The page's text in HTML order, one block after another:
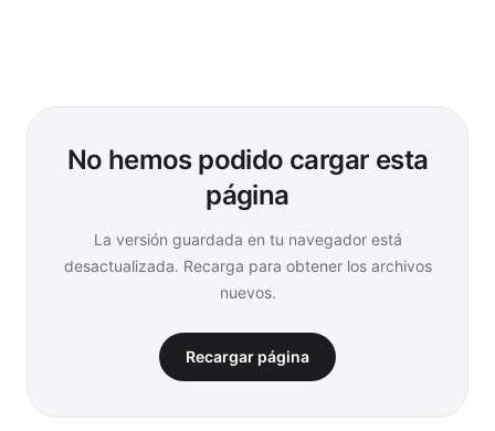
No hemos podido cargar esta
página
La versión guardada en tu navegador está
desactualizada. Recarga para obtener los archivos
nuevos.
Recargar página